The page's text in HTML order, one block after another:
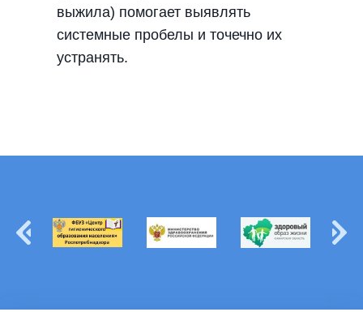
выжила) помогает выявлять
системные пробелы и точечно их
устранять.